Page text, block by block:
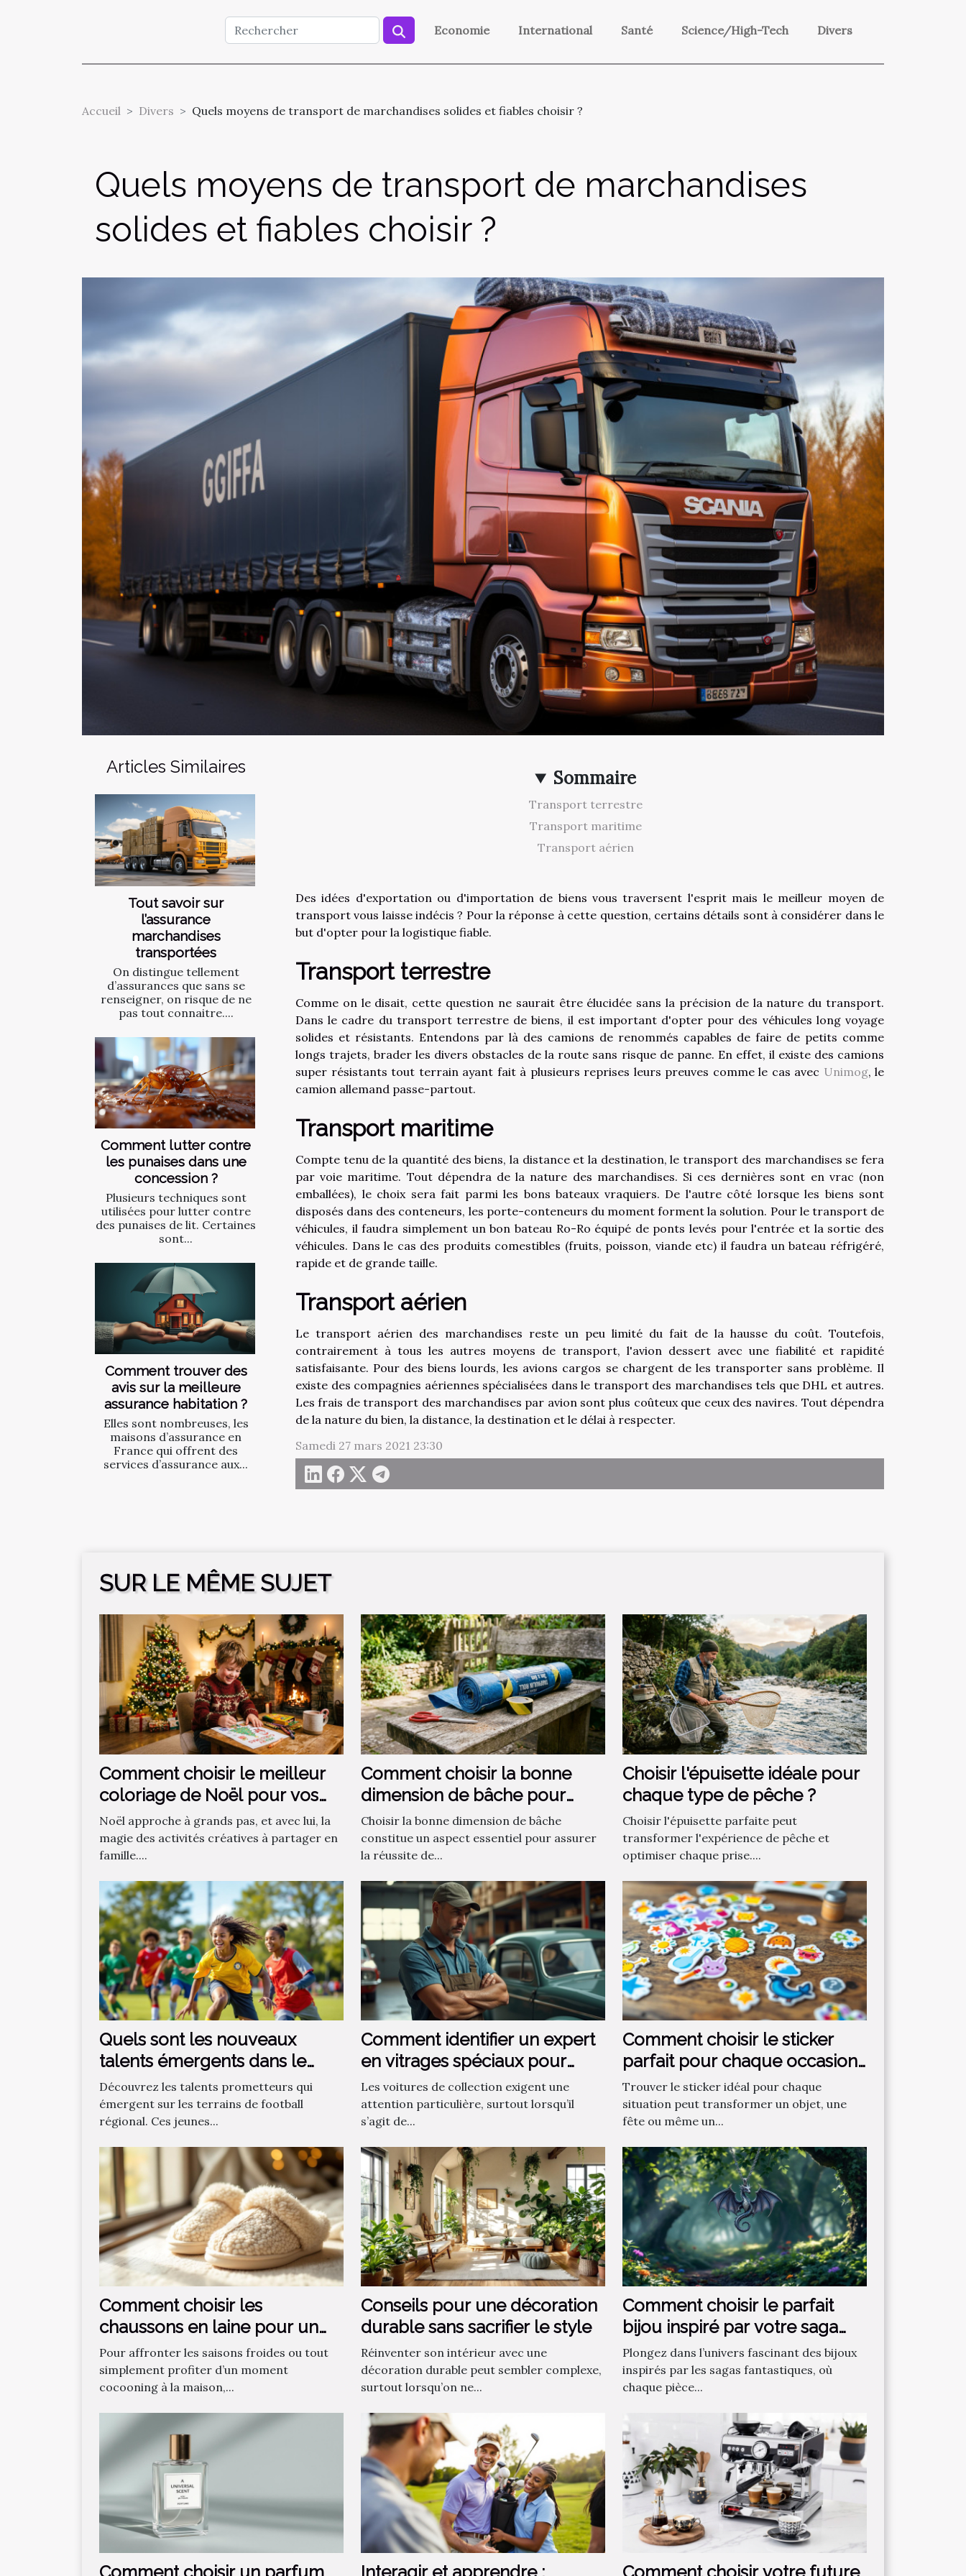
Economie International Santé Science/High-Tech Divers
Accueil Divers Quels moyens de transport de marchandises solides et fiables choisir ?
Quels moyens de transport de marchandises
solides et fiables choisir ?
Articles Similaires
Tout savoir sur
l’assurance
marchandises
transportées
On distingue tellement
d’assurances que sans se
renseigner, on risque de ne
pas tout connaitre....
Comment lutter contre
les punaises dans une
concession ?
Plusieurs techniques sont
utilisées pour lutter contre
des punaises de lit. Certaines
sont...
Comment trouver des
avis sur la meilleure
assurance habitation ?
Elles sont nombreuses, les
maisons d’assurance en
France qui offrent des
services d’assurance aux...
Sommaire
Transport terrestre
Transport maritime
Transport aérien
Des idées d'exportation ou d'importation de biens vous traversent l'esprit mais le meilleur moyen de
transport vous laisse indécis ? Pour la réponse à cette question, certains détails sont à considérer dans le
but d'opter pour la logistique fiable.
Transport terrestre
Comme on le disait, cette question ne saurait être élucidée sans la précision de la nature du transport.
Dans le cadre du transport terrestre de biens, il est important d'opter pour des véhicules long voyage
solides et résistants. Entendons par là des camions de renommés capables de faire de petits comme
longs trajets, brader les divers obstacles de la route sans risque de panne. En effet, il existe des camions
super résistants tout terrain ayant fait à plusieurs reprises leurs preuves comme le cas avec Unimog, le
camion allemand passe-partout.
Transport maritime
Compte tenu de la quantité des biens, la distance et la destination, le transport des marchandises se fera
par voie maritime. Tout dépendra de la nature des marchandises. Si ces dernières sont en vrac (non
emballées), le choix sera fait parmi les bons bateaux vraquiers. De l'autre côté lorsque les biens sont
disposés dans des conteneurs, les porte-conteneurs du moment forment la solution. Pour le transport de
véhicules, il faudra simplement un bon bateau Ro-Ro équipé de ponts levés pour l'entrée et la sortie des
véhicules. Dans le cas des produits comestibles (fruits, poisson, viande etc) il faudra un bateau réfrigéré,
rapide et de grande taille.
Transport aérien
Le transport aérien des marchandises reste un peu limité du fait de la hausse du coût. Toutefois,
contrairement à tous les autres moyens de transport, l'avion dessert avec une fiabilité et rapidité
satisfaisante. Pour des biens lourds, les avions cargos se chargent de les transporter sans problème. Il
existe des compagnies aériennes spécialisées dans le transport des marchandises tels que DHL et autres.
Les frais de transport des marchandises par avion sont plus coûteux que ceux des navires. Tout dépendra
de la nature du bien, la distance, la destination et le délai à respecter.
Samedi 27 mars 2021 23:30
SUR LE MÊME SUJET
Comment choisir le meilleur
coloriage de Noël pour vos
enfants ?
Noël approche à grands pas, et avec lui, la
magie des activités créatives à partager en
famille....
Comment choisir la bonne
dimension de bâche pour
votre projet ?
Choisir la bonne dimension de bâche
constitue un aspect essentiel pour assurer
la réussite de...
Choisir l'épuisette idéale pour
chaque type de pêche ?
Choisir l'épuisette parfaite peut
transformer l'expérience de pêche et
optimiser chaque prise....
Quels sont les nouveaux
talents émergents dans le
football régional ?
Découvrez les talents prometteurs qui
émergent sur les terrains de football
régional. Ces jeunes...
Comment identifier un expert
en vitrages spéciaux pour
voitures de collection ?
Les voitures de collection exigent une
attention particulière, surtout lorsqu’il
s’agit de...
Comment choisir le sticker
parfait pour chaque occasion
?
Trouver le sticker idéal pour chaque
situation peut transformer un objet, une
fête ou même un...
Comment choisir les
chaussons en laine pour un
confort optimal ?
Pour affronter les saisons froides ou tout
simplement profiter d’un moment
cocooning à la maison,...
Conseils pour une décoration
durable sans sacrifier le style
Réinventer son intérieur avec une
décoration durable peut sembler complexe,
surtout lorsqu’on ne...
Comment choisir le parfait
bijou inspiré par votre saga
fantastique préférée ?
Plongez dans l’univers fascinant des bijoux
inspirés par les sagas fantastiques, où
chaque pièce...
Comment choisir un parfum Interagir et apprendre : Comment choisir votre future